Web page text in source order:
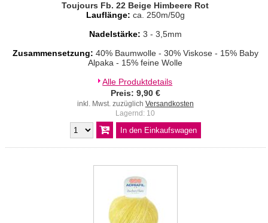
Toujours Fb. 22 Beige Himbeere Rot
Lauflänge: ca. 250m/50g
Nadelstärke: 3 - 3,5mm
Zusammensetzung: 40% Baumwolle - 30% Viskose - 15% Baby
Alpaka - 15% feine Wolle
Alle Produktdetails
Preis: 9,90 €
inkl. Mwst. zuzüglich Versandkosten
Lagernd: 10